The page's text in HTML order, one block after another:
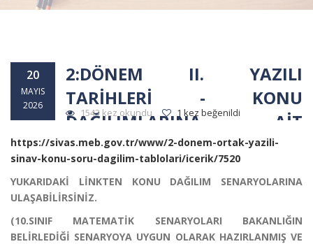
20
MAYIS
2026
2:DÖNEM II. YAZILI
TARİHLERİ - KONU
DAĞILIMLARINA AİT
SENARYOLAR
1543 kez okundu 1 kez beğenildi
https://sivas.meb.gov.tr/www/2-donem-ortak-yazili-
sinav-konu-soru-dagilim-tablolari/icerik/7520
YUKARIDAKİ LİNKTEN KONU DAĞILIM SENARYOLARINA
ULAŞABİLİRSİNİZ.
(10.SINIF MATEMATİK SENARYOLARI BAKANLIĞIN
BELİRLEDİĞİ SENARYOYA UYGUN OLARAK HAZIRLANMIŞ VE